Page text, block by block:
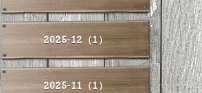
2025-12（1）
2025-11（1）